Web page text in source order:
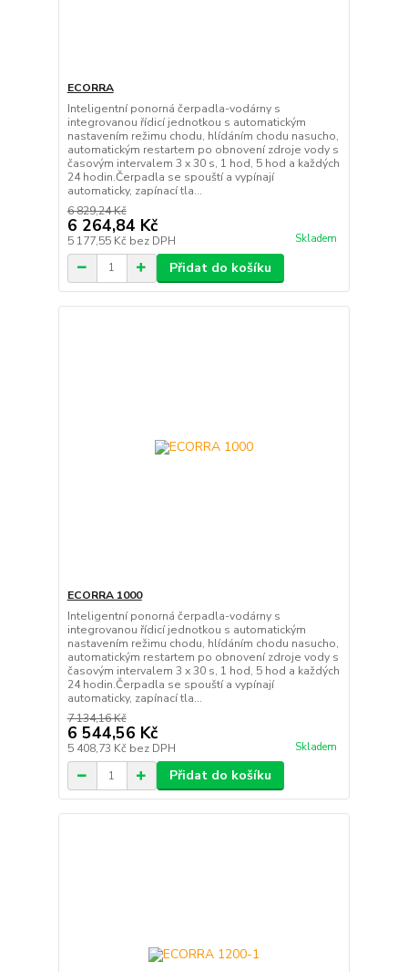
ECORRA
Inteligentní ponorná čerpadla-vodárny s
integrovanou řídicí jednotkou s automatickým
nastavením režimu chodu, hlídáním chodu nasucho,
automatickým restartem po obnovení zdroje vody s
časovým intervalem 3 x 30 s, 1 hod, 5 hod a každých
24 hodin.Čerpadla se spouští a vypínají
automaticky, zapínací tla...
6 829,24 Kč
6 264,84 Kč
5 177,55 Kč bez DPH Skladem
Přidat do košíku
ECORRA 1000
Inteligentní ponorná čerpadla-vodárny s
integrovanou řídicí jednotkou s automatickým
nastavením režimu chodu, hlídáním chodu nasucho,
automatickým restartem po obnovení zdroje vody s
časovým intervalem 3 x 30 s, 1 hod, 5 hod a každých
24 hodin.Čerpadla se spouští a vypínají
automaticky, zapínací tla...
7 134,16 Kč
6 544,56 Kč
5 408,73 Kč bez DPH Skladem
Přidat do košíku